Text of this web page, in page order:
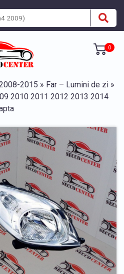
0
2015 » Far – Lumini de zi »
2010 2011 2012 2013 2014